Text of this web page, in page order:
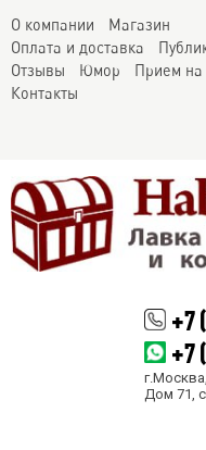
О компании
Магазин
Оплата и доставка
Отзывы
Юмор
Прием на
Контакты
+7
+7
Дом 71,